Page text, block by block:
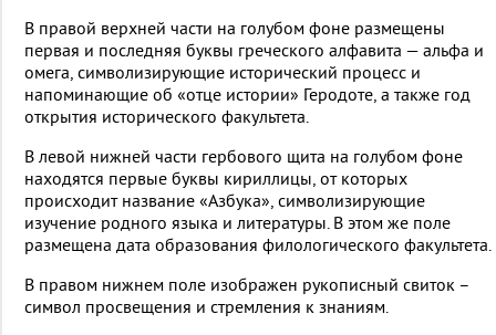
В правой верхней части на голубом фоне размещены
первая и последняя буквы греческого алфавита — альфа и
омега, символизирующие исторический процесс и
напоминающие об «отце истории» Геродоте, а также год
открытия исторического факультета.
В левой нижней части гербового щита на голубом фоне
находятся первые буквы кириллицы, от которых
происходит название «Азбука», символизирующие
изучение родного языка и литературы. В этом же поле
размещена дата образования филологического факультета.
В правом нижнем поле изображен рукописный свиток –
символ просвещения и стремления к знаниям.